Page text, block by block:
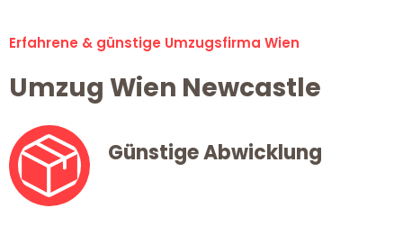
Erfahrene & günstige Umzugsfirma Wien
Umzug Wien Newcastle
Günstige Abwicklung